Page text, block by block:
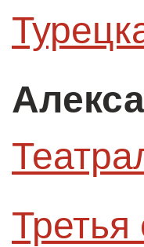
Третья